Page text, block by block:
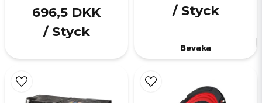
696,5 DKK
/ Styck
/ Styck
Bevaka